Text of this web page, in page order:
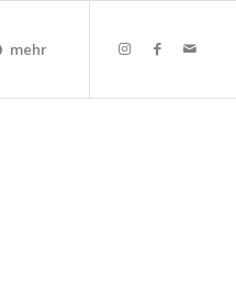
mehr